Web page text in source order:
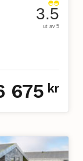
3.5
ut av 5
675 kr